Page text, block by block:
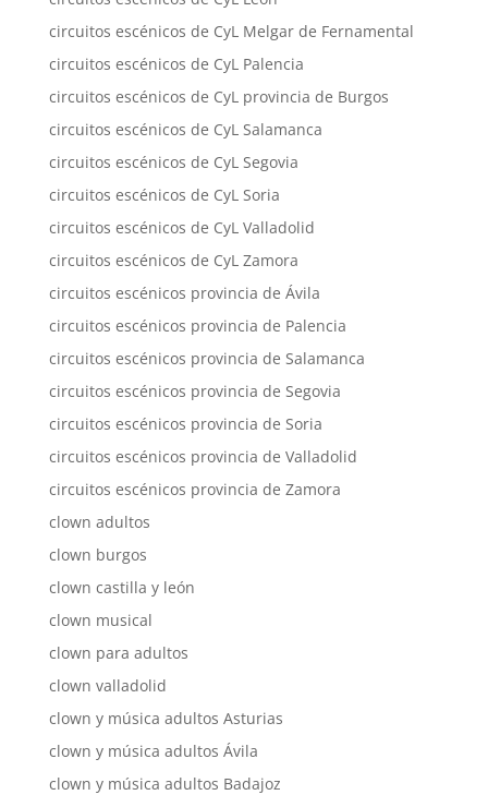
circuitos escénicos de CyL Melgar de Fernamental
circuitos escénicos de CyL Palencia
circuitos escénicos de CyL provincia de Burgos
circuitos escénicos de CyL Salamanca
circuitos escénicos de CyL Segovia
circuitos escénicos de CyL Soria
circuitos escénicos de CyL Valladolid
circuitos escénicos de CyL Zamora
circuitos escénicos provincia de Ávila
circuitos escénicos provincia de Palencia
circuitos escénicos provincia de Salamanca
circuitos escénicos provincia de Segovia
circuitos escénicos provincia de Soria
circuitos escénicos provincia de Valladolid
circuitos escénicos provincia de Zamora
clown adultos
clown burgos
clown castilla y león
clown musical
clown para adultos
clown valladolid
clown y música adultos Asturias
clown y música adultos Ávila
clown y música adultos Badajoz